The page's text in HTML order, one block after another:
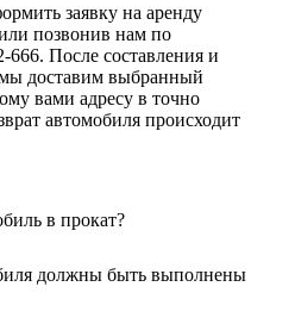
заявку на аренду
позвонив нам по
666. После составления и
доставим выбранный
вами адресу в точно
автомобиля происходит
в прокат?
должны быть выполнены